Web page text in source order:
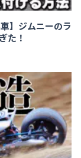
】ジムニーのラ
た！